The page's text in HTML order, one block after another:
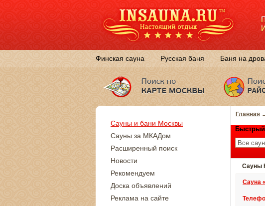
Финская сауна Русская баня Баня на
Главная
Сауны
Сауна
Сауны и бани Москвы
Сауны за МКАДом
Расширенный поиск
Новости
Рекомендуем
Доска объявлений
Реклама на сайте